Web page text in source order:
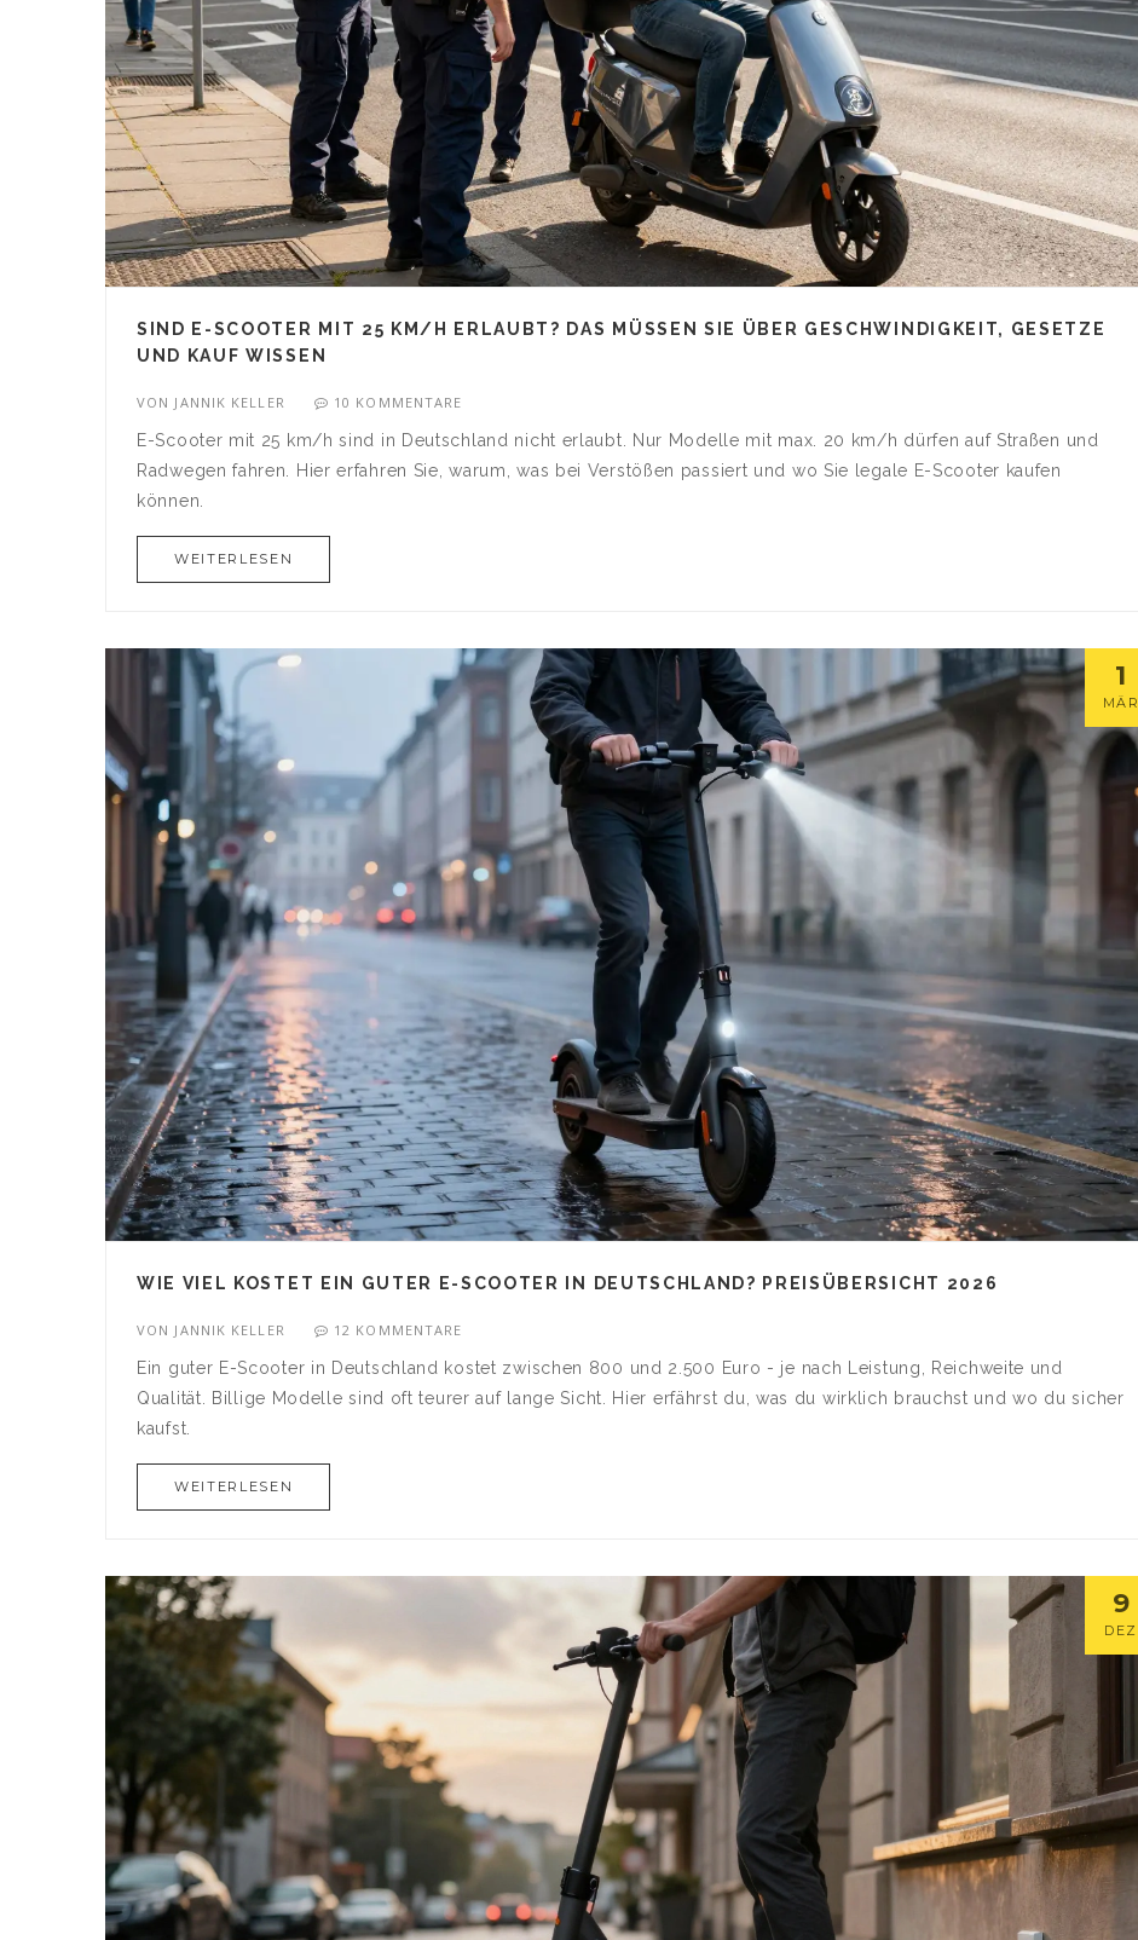
SIND E-SCOOTER MIT 25 KM/H ERLAUBT? DAS MÜSSEN SIE ÜBER GESCHWINDIGKEIT, GESETZE
UND KAUF WISSEN
VON JANNIK KELLER 10 KOMMENTARE
E-Scooter mit 25 km/h sind in Deutschland nicht erlaubt. Nur Modelle mit max. 20 km/h dürfen auf Straßen und
Radwegen fahren. Hier erfahren Sie, warum, was bei Verstößen passiert und wo Sie legale E-Scooter kaufen
können.
WEITERLESEN
1
MÄR
WIE VIEL KOSTET EIN GUTER E-SCOOTER IN DEUTSCHLAND? PREISÜBERSICHT 2026
VON JANNIK KELLER 12 KOMMENTARE
Ein guter E-Scooter in Deutschland kostet zwischen 800 und 2.500 Euro - je nach Leistung, Reichweite und
Qualität. Billige Modelle sind oft teurer auf lange Sicht. Hier erfährst du, was du wirklich brauchst und wo du sicher
kaufst.
WEITERLESEN
9
DEZ